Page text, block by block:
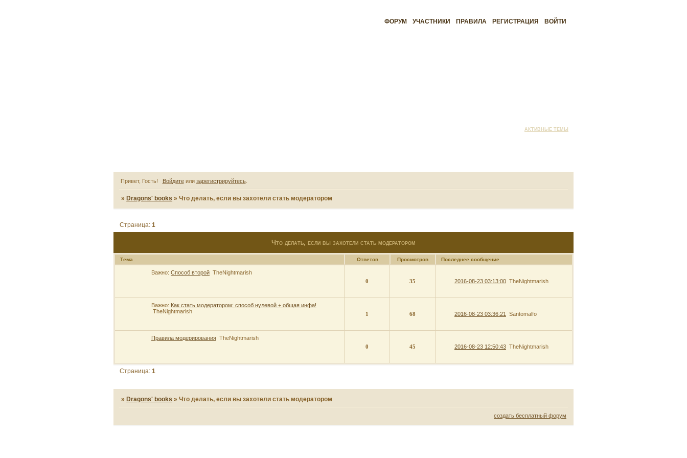
ФОРУМ УЧАСТНИКИ ПРАВИЛА РЕГИСТРАЦИЯ ВОЙТИ
АКТИВНЫЕ ТЕМЫ
Привет, Гость! Войдитеили зарегистрируйтесь.
»Dragons' books »Что делать, если вы захотели стать модератором
Что делать, если вы захотели стать модератором
Страница:1
Тема Ответов Просмотров Последнее сообщение
Важно: Способ второй TheNightmarish
0
35 2016-08-23 03:13:00 TheNightmarish
Важно: Как стать модератором: способ нулевой + общая инфа!
TheNightmarish
1 68 2016-08-23 03:36:21 Santomalfo
Правила модерирования TheNightmarish
0
45 2016-08-23 12:50:43 TheNightmarish
Страница:1
» Dragons' books »Что делать, если вы захотели стать модератором
создать бесплатный форум